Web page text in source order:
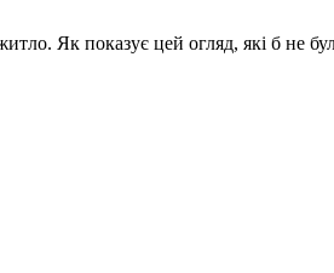
Як показує цей огляд, які б не